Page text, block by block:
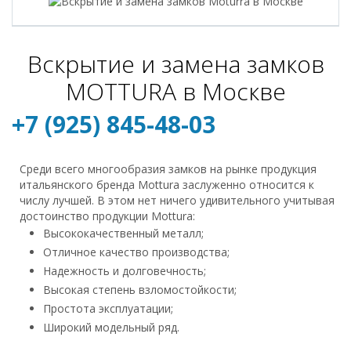
Вскрытие и замена замков
MOTTURA в Москве
+7 (925) 845-48-03
Среди всего многообразия замков на рынке продукция
итальянского бренда Mottura заслуженно относится к
числу лучшей. В этом нет ничего удивительного учитывая
достоинство продукции Mottura:
Высококачественный металл;
Отличное качество производства;
Надежность и долговечность;
Высокая степень взломостойкости;
Простота эксплуатации;
Широкий модельный ряд.